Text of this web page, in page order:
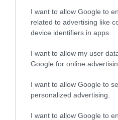
I want to allow Google to
related to advertising like
device identifiers in apps.
I want to allow my user
Google for online
I want to allow Google to
personalized advertising.
I want to allow Google to
2026-08-08.